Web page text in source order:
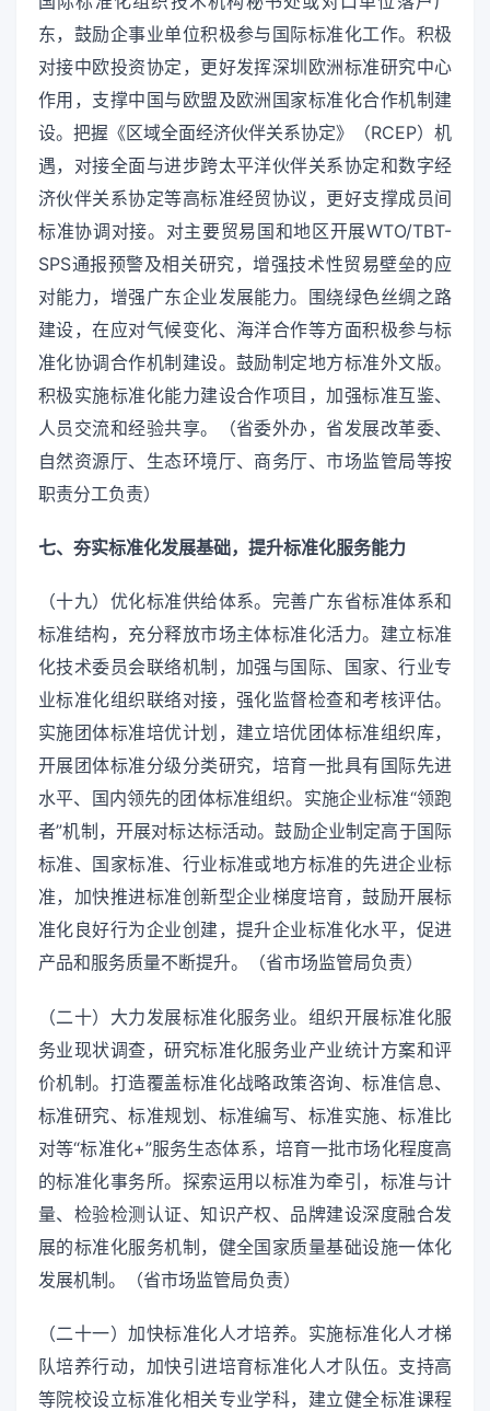
东，鼓励企事业单位积极参与国际标准化工作。积极
对接中欧投资协定，更好发挥深圳欧洲标准研究中心
作用，支撑中国与欧盟及欧洲国家标准化合作机制建
设。把握《区域全面经济伙伴关系协定》（RCEP）机
遇，对接全面与进步跨太平洋伙伴关系协定和数字经
济伙伴关系协定等高标准经贸协议，更好支撑成员间
标准协调对接。对主要贸易国和地区开展WTO/TBT-
SPS通报预警及相关研究，增强技术性贸易壁垒的应
对能力，增强广东企业发展能力。围绕绿色丝绸之路
建设，在应对气候变化、海洋合作等方面积极参与标
准化协调合作机制建设。鼓励制定地方标准外文版。
积极实施标准化能力建设合作项目，加强标准互鉴、
人员交流和经验共享。（省委外办，省发展改革委、
自然资源厅、生态环境厅、商务厅、市场监管局等按
职责分工负责）
七、夯实标准化发展基础，提升标准化服务能力
（十九）优化标准供给体系。完善广东省标准体系和
标准结构，充分释放市场主体标准化活力。建立标准
化技术委员会联络机制，加强与国际、国家、行业专
业标准化组织联络对接，强化监督检查和考核评估。
实施团体标准培优计划，建立培优团体标准组织库，
开展团体标准分级分类研究，培育一批具有国际先进
水平、国内领先的团体标准组织。实施企业标准“领跑
者”机制，开展对标达标活动。鼓励企业制定高于国际
标准、国家标准、行业标准或地方标准的先进企业标
准，加快推进标准创新型企业梯度培育，鼓励开展标
准化良好行为企业创建，提升企业标准化水平，促进
产品和服务质量不断提升。（省市场监管局负责）
（二十）大力发展标准化服务业。组织开展标准化服
务业现状调查，研究标准化服务业产业统计方案和评
价机制。打造覆盖标准化战略政策咨询、标准信息、
标准研究、标准规划、标准编写、标准实施、标准比
对等“标准化+”服务生态体系，培育一批市场化程度高
的标准化事务所。探索运用以标准为牵引，标准与计
量、检验检测认证、知识产权、品牌建设深度融合发
展的标准化服务机制，健全国家质量基础设施一体化
发展机制。（省市场监管局负责）
（二十一）加快标准化人才培养。实施标准化人才梯
队培养行动，加快引进培育标准化人才队伍。支持高
等院校设立标准化相关专业学科，建立健全标准课程